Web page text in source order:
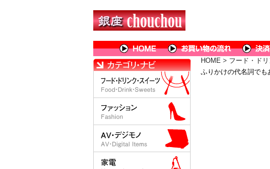
HOME > フード・ド
ふりかけの代名詞でも